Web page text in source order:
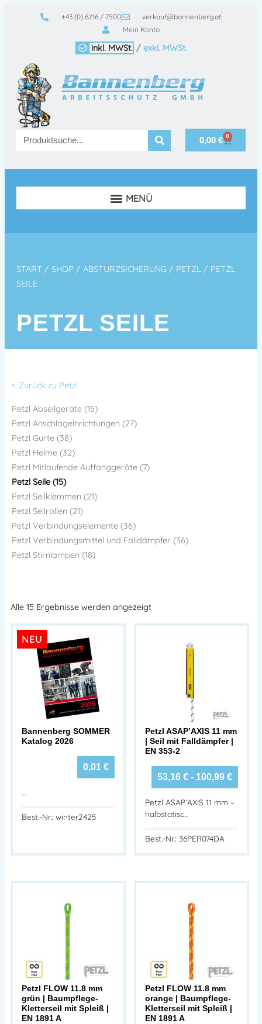
+43 (0) 6216 / 7500
verkauf@bannenberg.at
Mein Konto
inkl. MWSt. / exkl. MWSt.
0,00 € 0
START / SHOP / ABSTURZSICHERUNG / PETZL / PETZL
SEILE
PETZL SEILE
< Zurück zu Petzl
Petzl Abseilgeräte (15)
Petzl Anschlageinrichtungen (27)
Petzl Gurte (38)
Petzl Helme (32)
Petzl Mitlaufende Auffanggeräte (7)
Petzl Seile (15)
Petzl Seilklemmen (21)
Petzl Seilrollen (21)
Petzl Verbindungselemente (36)
Petzl Verbindungsmittel und Falldämpfer (36)
Petzl Stirnlampen (18)
Alle 15 Ergebnisse werden angezeigt
NEU
Bannenberg SOMMER
Katalog 2026
0,01 €
…
Best.-Nr.: winter2425
Petzl ASAP’AXIS 11 mm
| Seil mit Falldämpfer |
EN 353-2
53,16 €- 100,99 €
Petzl ASAP’AXIS 11 mm –
halbstatisc…
Best.-Nr.: 36PER074DA
Petzl FLOW 11.8 mm
grün | Baumpflege-
Kletterseil mit Spleiß |
EN 1891 A
Petzl FLOW 11.8 mm
orange | Baumpflege-
Kletterseil mit Spleiß |
EN 1891 A